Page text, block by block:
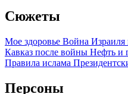
Сюжеты
Мое здоровье Война Израиля
Кавказ после войны Нефть и
Правила ислама
Персоны